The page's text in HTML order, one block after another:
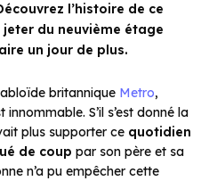
l’histoire de ce
du neuvième étage
un jour de plus.
britannique Metro,
S’il s’est donné la
plus supporter ce quotidien
de coup par son père et sa
n’a pu empêcher cette